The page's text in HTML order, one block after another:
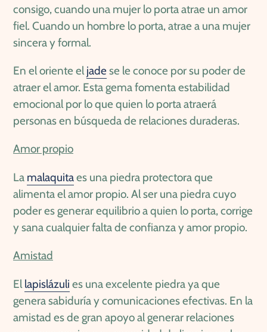
consigo, cuando una mujer lo porta atrae un amor
fiel. Cuando un hombre lo porta, atrae a una mujer
sincera y formal.
En el oriente eljadese le conoce por su poder de
atraer el amor. Esta gema fomenta estabilidad
emocional por lo que quien lo porta atraerá
personas en búsqueda de relaciones duraderas.
Amor propio
La malaquitaes una piedra protectora que
alimenta el amor propio. Al ser una piedra cuyo
poder es generar equilibrio a quien lo porta, corrige
y sana cualquier falta de confianza y amor propio.
Amistad
Ellapislázuli es una excelente piedra ya que
genera sabiduría y comunicaciones efectivas. En la
amistad es de gran apoyo al generar relaciones